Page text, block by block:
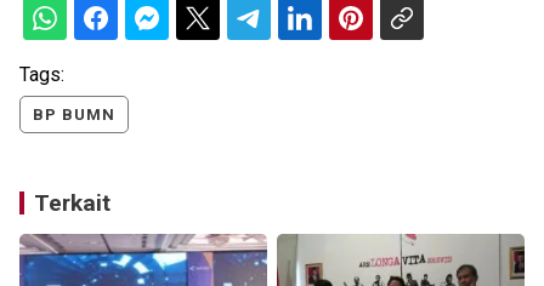
Tags:
BP BUMN
Terkait